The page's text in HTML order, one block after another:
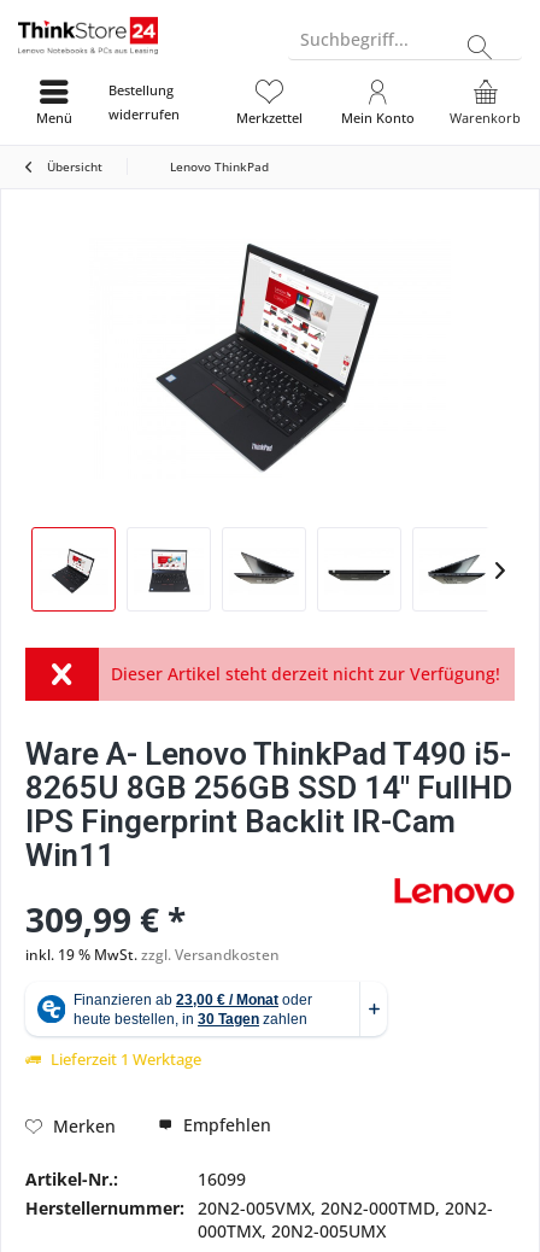
Suchbegriff...
Bestellung
widerrufen
Warenkorb
Merkzettel Mein Konto
Menü
Übersicht Lenovo ThinkPad
Dieser Artikel steht derzeit nicht zur Verfügung!
Ware A- Lenovo ThinkPad T490 i5-
8265U 8GB 256GB SSD 14" FullHD
IPS Fingerprint Backlit IR-Cam
Win11
309,99 € *
inkl. 19 % MwSt.zzgl. Versandkosten
Lieferzeit 1 Werktage
Merken Empfehlen
Artikel-Nr.:
16099
Herstellernummer: 20N2-005VMX, 20N2-000TMD, 20N2-
000TMX, 20N2-005UMX